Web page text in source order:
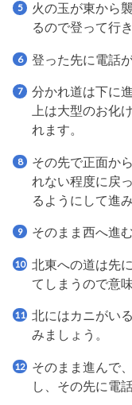
火の玉が東から
るので登って行き
登った先に電話
分かれ道は下に
上は大型のお化
れます。
その先で正面か
れない程度に戻
るようにして進み
そのまま西へ進む
北東への道は先
てしまうので意
北にはカニがい
みましょう。
そのまま進んで
し、その先に電